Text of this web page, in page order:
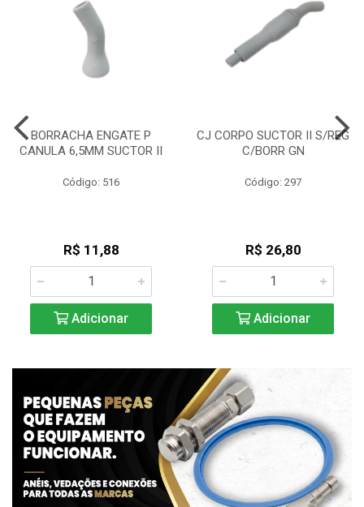
BORRACHA ENGATE P
CANULA 6,5MM SUCTOR II
Código: 516
R$ 11,88
Adicionar
CJ CORPO SUCTOR II S/REG
C/BORR GN
Código: 297
R$ 26,80
Adicionar